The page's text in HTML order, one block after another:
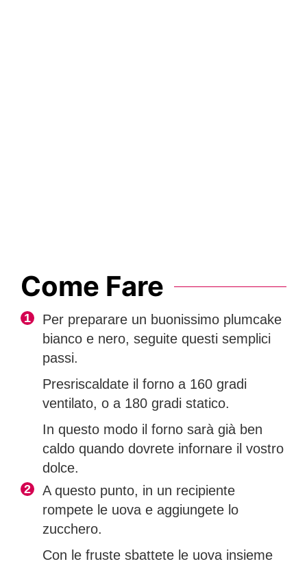
Come Fare
Per preparare un buonissimo plumcake
bianco e nero, seguite questi semplici
passi.
Presriscaldate il forno a 160 gradi
ventilato, o a 180 gradi statico.
In questo modo il forno sarà già ben
caldo quando dovrete infornare il vostro
dolce.
A questo punto, in un recipiente
rompete le uova e aggiungete lo
zucchero.
Con le fruste sbattete le uova insieme